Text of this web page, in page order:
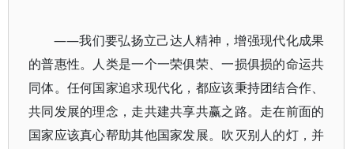
——我们要弘扬立己达人精神，增强现代化成果
的普惠性。人类是一个一荣俱荣、一损俱损的命运共
同体。任何国家追求现代化，都应该秉持团结合作、
共同发展的理念，走共建共享共赢之路。走在前面的
国家应该真心帮助其他国家发展。吹灭别人的灯，并